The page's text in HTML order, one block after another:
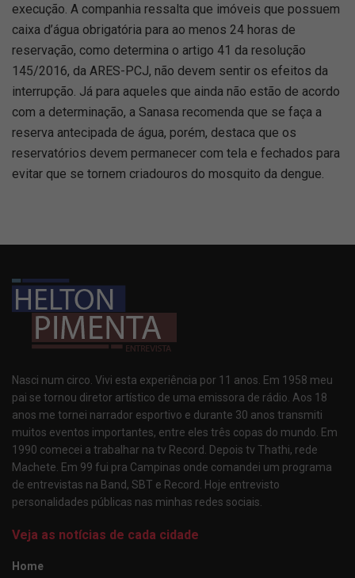
execução. A companhia ressalta que imóveis que possuem
caixa d’água obrigatória para ao menos 24 horas de
reservação, como determina o artigo 41 da resolução
145/2016, da ARES-PCJ, não devem sentir os efeitos da
interrupção. Já para aqueles que ainda não estão de acordo
com a determinação, a Sanasa recomenda que se faça a
reserva antecipada de água, porém, destaca que os
reservatórios devem permanecer com tela e fechados para
evitar que se tornem criadouros do mosquito da dengue.
Nasci num circo. Vivi esta experiência por 11 anos. Em 1958 meu
pai se tornou diretor artístico de uma emissora de rádio. Aos 18
anos me tornei narrador esportivo e durante 30 anos transmiti
muitos eventos importantes, entre eles três copas do mundo. Em
1990 comecei a trabalhar na tv Record. Depois tv Thathi, rede
Machete. Em 99 fui pra Campinas onde comandei um programa
de entrevistas na Band, SBT e Record. Hoje entrevisto
personalidades públicas nas minhas redes sociais.
Veja as notícias de cada cidade
Home